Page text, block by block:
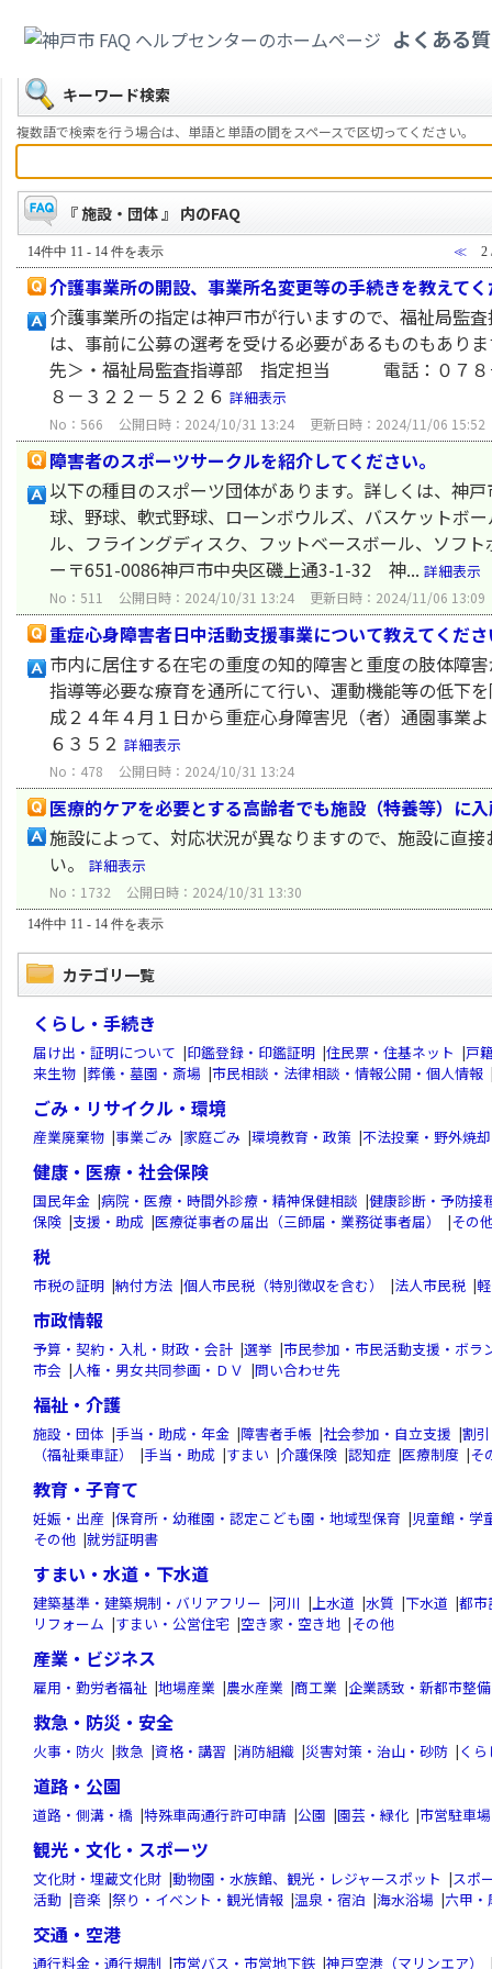
よくある
戻る
キーワード検索
複数語で検索を行う場合は、単語と単語の間をスペースで区切ってください。
『 施設・団体 』 内のFAQ
14件中 11 - 14 件を表示 ≪ 2
介護事業所の開設、事業所名変更等の手続きを教えて
介護事業所の指定は神戸市が行いますので、福祉局監
は、事前に公募の選考を受ける必要があるものもあり
先＞・福祉局監査指導部 指定担当 電話：０７８
８－３２２－５２２６ 詳細表示
No：566 公開日時：2024/10/31 13:24 更新日時：2024/11/06 15:52
障害者のスポーツサークルを紹介してください。
以下の種目のスポーツ団体があります。詳しくは、神
球、野球、軟式野球、ローンボウルズ、バスケットボ
ル、フライングディスク、フットベースボール、ソフ
ー〒651-0086神戸市中央区磯上通3-1-32 神... 詳細表示
No：511 公開日時：2024/10/31 13:24 更新日時：2024/11/06 13:09
重症心身障害者日中活動支援事業について教えてくだ
市内に居住する在宅の重度の知的障害と重度の肢体障
指導等必要な療育を通所にて行い、運動機能等の低下
成２４年４月１日から重症心身障害児（者）通園事
６３５２ 詳細表示
No：478 公開日時：2024/10/31 13:24
医療的ケアを必要とする高齢者でも施設（特養等）に
施設によって、対応状況が異なりますので、施設に直
い。
詳細表示
No：1732 公開日時：2024/10/31 13:30
14件中 11 - 14 件を表示
カテゴリ一覧
くらし・手続き
届け出・証明について |印鑑登録・印鑑証明 |住民票・住基ネット |戸
来生物 |葬儀・墓園・斎場 |市民相談・法律相談・情報公開・個人情報
ごみ・リサイクル・環境
産業廃棄物 |事業ごみ |家庭ごみ |環境教育・政策 |不法投棄・野外焼却
健康・医療・社会保険
国民年金 |病院・医療・時間外診療・精神保健相談 |健康診断・予防接
保険 |支援・助成 |医療従事者の届出（三師届・業務従事者届） |その
税
市税の証明 |納付方法 |個人市民税（特別徴収を含む） |法人市民税 |
市政情報
予算・契約・入札・財政・会計 |選挙 |市民参加・市民活動支援・ボラ
市会 |人権・男女共同参画・ＤＶ |問い合わせ先
福祉・介護
施設・団体 |手当・助成・年金 |障害者手帳 |社会参加・自立支援 |割
（福祉乗車証）
|手当・助成 |すまい |介護保険 |認知症 |医療制度 |そ
教育・子育て
妊娠・出産 |保育所・幼稚園・認定こども園・地域型保育 |児童館・学
その他 |就労証明書
すまい・水道・下水道
建築基準・建築規制・バリアフリー |河川 |上水道 |水質 |下水道 |都市
リフォーム |すまい・公営住宅 |空き家・空き地 |その他
産業・ビジネス
雇用・勤労者福祉 |地場産業 |農水産業 |商工業 |企業誘致・新都市整備
救急・防災・安全
火事・防火 |救急 |資格・講習 |消防組織 |災害対策・治山・砂防 |く
道路・公園
道路・側溝・橋 |特殊車両通行許可申請 |公園 |園芸・緑化 |市営駐車
観光・文化・スポーツ
文化財・埋蔵文化財 |動物園・水族館、観光・レジャースポット |スポ
活動 |音楽 |祭り・イベント・観光情報 |温泉・宿泊 |海水浴場 |六甲
交通・空港
通行料金・通行規制 |市営バス・市営地下鉄 |神戸空港（マリンエア）